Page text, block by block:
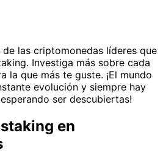
de las criptomonedas líderes que
Investiga más sobre cada
la que más te guste. ¡El mundo
evolución y siempre hay
ser descubiertas!
en